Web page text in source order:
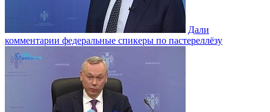
Дали
комментарии федеральные спикеры по пастереллёзу